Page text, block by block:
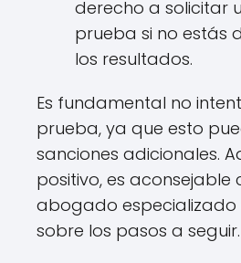
derecho a solicitar
prueba si no estás
los resultados.
Es fundamental no
prueba, ya que esto
sanciones adicionales.
positivo, es
abogado especializado
sobre los pasos a seguir.